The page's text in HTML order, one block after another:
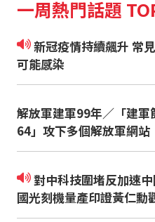
一周熱門話題
新冠疫情持續飆升 常見八大症狀 沒發燒也
可能感染
解放軍建軍99年／「建軍
64」攻下多個解放軍網站
對中科技圍堵反加速中國科技自主？！中
國光刻機量產印證黃仁勳